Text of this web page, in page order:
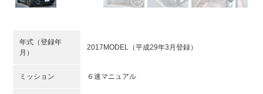
Next
年式（登録年
月）
2017MODEL（平成29年3月登録）
ミッション ６速マニュアル